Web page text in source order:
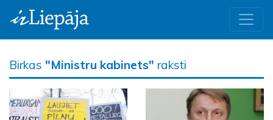
Birkas "Ministru kabinets" raksti